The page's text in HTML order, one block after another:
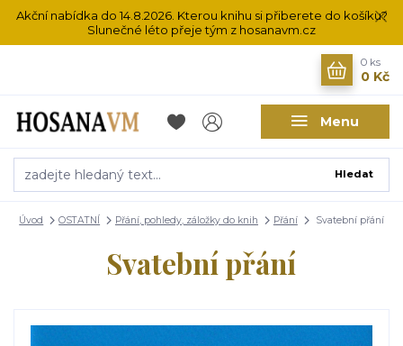
Akční nabídka do 14.8.2026. Kterou knihu si přiberete do košíku?
Slunečné léto přeje tým z hosanavm.cz
Menu
Hledat
0 ks
0 Kč
Úvod OSTATNÍ Přání, pohledy, záložky do knih Přání Svatební přání
Svatební přání